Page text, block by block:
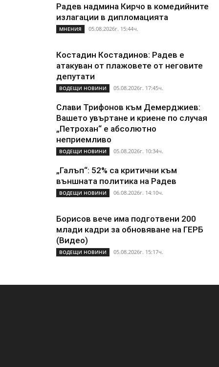
Радев надмина Кирчо в комедийните
излагации в дипломацията
МНЕНИЯ 05.08.2026г. 15:44ч.
Костадин Костадинов: Радев е
атакуван от плажoвете от неговите
депутати
ВОДЕЩИ НОВИНИ 05.08.2026г. 17:45ч.
Слави Трифонов към Демерджиев:
Вашето увъртане и криене по случая
„Петрохан“ е абсолютно
неприемливо
ВОДЕЩИ НОВИНИ 05.08.2026г. 10:34ч.
„Галъп“: 52% са критични към
външната политика на Радев
ВОДЕЩИ НОВИНИ 06.08.2026г. 14:10ч.
Борисов вече има подготвени 200
млади кадри за обновяване на ГЕРБ
(Видео)
ВОДЕЩИ НОВИНИ 05.08.2026г. 15:17ч.